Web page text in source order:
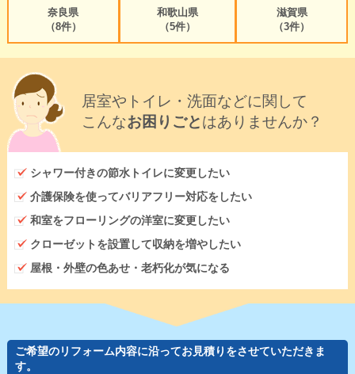
奈良県
（8件）
和歌山県
（5件）
滋賀県
（3件）
居室やトイレ・洗面などに関して
こんなお困りごとはありませんか？
シャワー付きの節水トイレに変更したい
介護保険を使ってバリアフリー対応をしたい
和室をフローリングの洋室に変更したい
クローゼットを設置して収納を増やしたい
屋根・外壁の色あせ・老朽化が気になる
ご希望のリフォーム内容に沿ってお見積りをさせていただきま
す。